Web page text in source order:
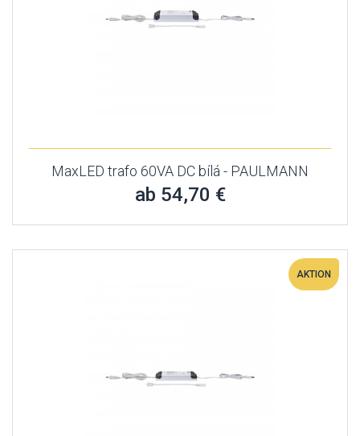
MaxLED trafo 60VA DC bílá - PAULMANN
ab 54,70 €
AKTION